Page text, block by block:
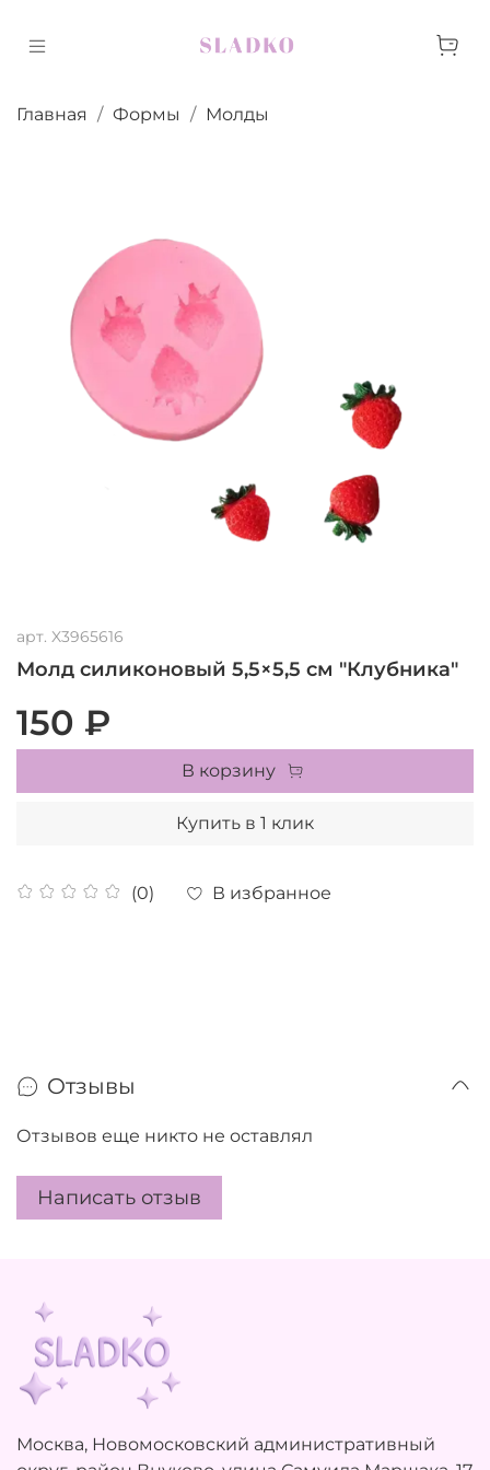
Главная Формы Молды
арт. X3965616
Молд силиконовый 5,5×5,5 см "Клубника"
(0) В избранное
150 ₽
В корзину
Купить в 1 клик
Отзывы
Отзывов еще никто не оставлял
Написать отзыв
Москва, Новомосковский административный